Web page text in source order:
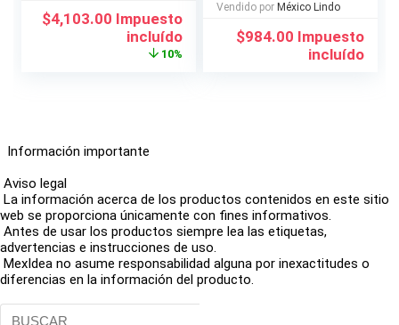
El
$4,103.00El
precio
actual
Impuesto
incluído
10%
Vendido por México Lindo
$984.00 Impuesto
incluído
Información importante
Aviso legal
La información acerca de los productos contenidos en este sitio
web se proporciona únicamente con fines informativos.
Antes de usar los productos siempre lea las etiquetas,
advertencias e instrucciones de uso.
MexIdea no asume responsabilidad alguna por inexactitudes o
diferencias en la información del producto.